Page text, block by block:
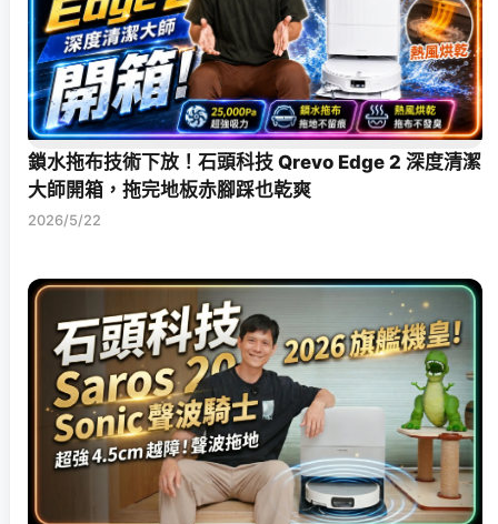
鎖水拖布技術下放！石頭科技 Qrevo Edge 2 深度清潔
大師開箱，拖完地板赤腳踩也乾爽
2026/5/22